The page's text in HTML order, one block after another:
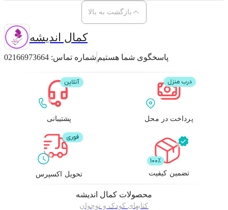
کمال اندیشه
شماره تماس: 02166973664 پاسخگوی شما هستیم
بازگشت به بالا
پشتیبانی پرداخت در محل
تحویل اکسپرس تضمین کیفیت
محصولات کمال اندیشه
کتابهای کودک و نوجوان